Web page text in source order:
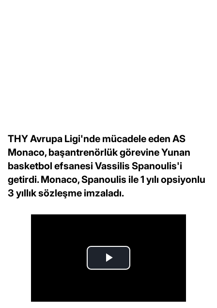
THY Avrupa Ligi'nde mücadele eden AS
Monaco, başantrenörlük görevine Yunan
basketbol efsanesi Vassilis Spanoulis'i
getirdi. Monaco, Spanoulis ile 1 yılı opsiyonlu
3 yıllık sözleşme imzaladı.